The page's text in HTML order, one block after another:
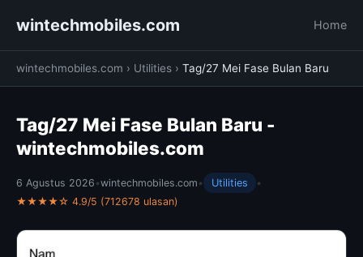
wintechmobiles.com Home
wintechmobiles.com › Utilities › Tag/27 Mei Fase Bulan Baru
Tag/27 Mei Fase Bulan Baru -
wintechmobiles.com
6 Agustus 2026 •wintechmobiles.com • Utilities
•
★★★★☆ 4.9/5 (712678 ulasan)